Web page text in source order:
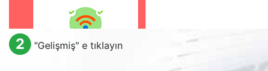
2 "Gelişmiş" e tıklayın